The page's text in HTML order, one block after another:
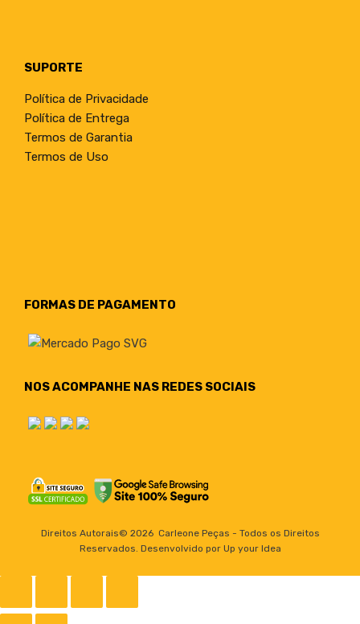
SUPORTE
Política de Privacidade
Política de Entrega
Termos de Garantia
Termos de Uso
FORMAS DE PAGAMENTO
NOS ACOMPANHE NAS REDES SOCIAIS
Direitos Autorais© 2026 Carleone Peças - Todos os Direitos
Reservados. Desenvolvido por Up your Idea